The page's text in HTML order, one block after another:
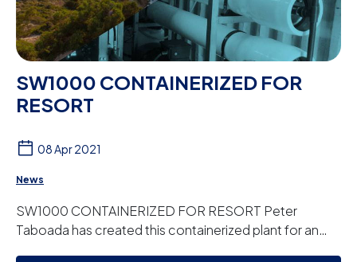
SW1000 CONTAINERIZED FOR
RESORT
08 Apr 2021
News
SW1000 CONTAINERIZED FOR RESORT Peter
Taboada has created this containerized plant for an